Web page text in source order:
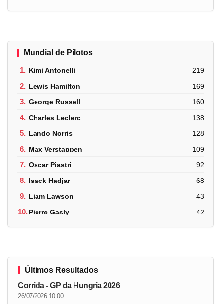
Mundial de Pilotos
1. Kimi Antonelli 219
2. Lewis Hamilton 169
3. George Russell 160
4. Charles Leclerc 138
5. Lando Norris 128
6. Max Verstappen 109
7. Oscar Piastri 92
8. Isack Hadjar 68
9. Liam Lawson 43
10.Pierre Gasly 42
Últimos Resultados
Corrida - GP da Hungria 2026
26/07/2026 10:00